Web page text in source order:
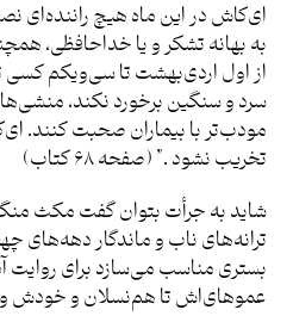
ای‌کاش در این ماه هیچ راننده‌ای
به بهانه تشکر و یا خداحافظی،
از اول اردی‌بهشت تا سی‌ویکم کسی
سرد و سنگین برخورد نکند،
مودب‌تر با بیماران صحبت کنند.
تخریب نشود .” (صفحه ۶۸ کتاب)
شاید به جرأت بتوان گفت مکث منگ
ترانه‌های ناب و ماندگار دهه‌های
بستری مناسب می‌سازد برای روایت
عموهای‌اش تا هم‌نسلان و خودش و